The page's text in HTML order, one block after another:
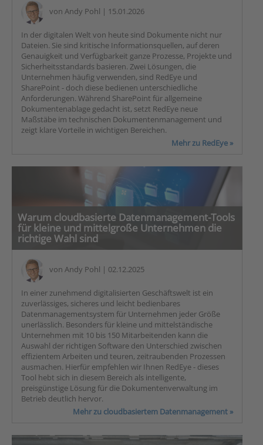
von Andy Pohl | 15.01.2026
In der digitalen Welt von heute sind Dokumente nicht nur
Dateien. Sie sind kritische Informationsquellen, auf deren
Genauigkeit und Verfügbarkeit ganze Prozesse, Projekte und
Sicherheitsstandards basieren. Zwei Lösungen, die
Unternehmen häufig verwenden, sind RedEye und
SharePoint - doch diese bedienen unterschiedliche
Anforderungen. Während SharePoint für allgemeine
Dokumentenablage gedacht ist, setzt RedEye neue
Maßstäbe im technischen Dokumentenmanagement und
zeigt klare Vorteile in wichtigen Bereichen.
Mehr zu RedEye »
Warum cloudbasierte Datenmanagement-Tools
für kleine und mittelgroße Unternehmen die
richtige Wahl sind
von Andy Pohl | 02.12.2025
In einer zunehmend digitalisierten Geschäftswelt ist ein
zuverlässiges, sicheres und leicht bedienbares
Datenmanagementsystem für Unternehmen jeder Größe
unerlässlich. Besonders für kleine und mittelständische
Unternehmen mit 10 bis 150 Mitarbeitenden kann die
Auswahl der richtigen Software den Unterschied zwischen
effizientem Arbeiten und teuren, zeitraubenden Prozessen
ausmachen. Hierfür empfehlen wir Ihnen RedEye - dieses
Tool hebt sich in diesem Bereich als intelligente,
preisgünstige Lösung für die Dokumentenverwaltung im
Betrieb deutlich hervor.
Mehr zu cloudbasiertem Datenmanagement »